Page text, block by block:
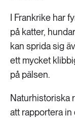
I Frankrike har
på katter,
kan sprida sig
ett mycket
på pälsen.
Naturhistoriska
att rapportera